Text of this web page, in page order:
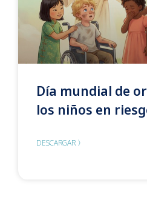
Día mundial de
los niños en
DESCARGAR 〉